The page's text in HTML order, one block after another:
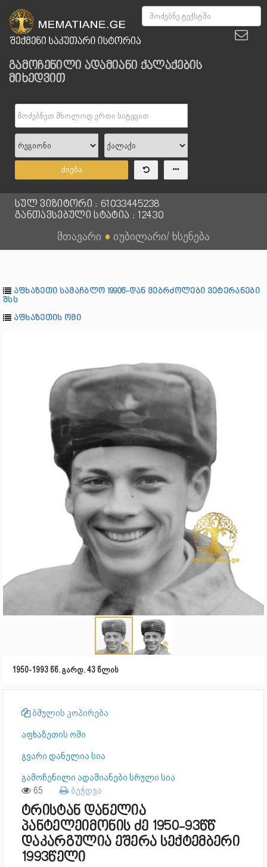
გამოჩენილი ადამიანი ქალაქების
მიხედვით
ძიება
სულ ვიზიტორი : 61033445238
განთავსებული სტატია : 12430
მთავარი ● იუბილარი/ ხსენება
აფხაზეთი სამაჩბლო 1990წ-დან მებრძოლები ვეტერანები
შსს
აფხაზეთის ომი
1950-1993 წწ. გარდ. 43 წლის
ბმულის კოპირება
აფხაზეთის ომი
გვარი დანელია სია
გამოჩენილი ადამიანები სრული სია
65 ბეჭდვა
ტრისტან დანელია
პანტელეიმონის ძე 1950-93წწ
დაკარგულია ეშერა სექტემბერი
1993წელი